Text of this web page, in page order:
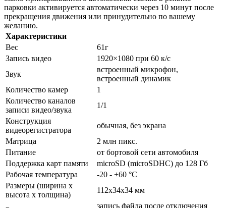
парковки активируется автоматически через 10 минут после
прекращения движения или принудительно по вашему
желанию.
Характеристики
Вес
61г
Запись видео
1920×1080 при 60 к/с
Звук
встроенный микрофон,
встроенный динамик
Количество камер
1
Количество каналов
записи видео/звука
1/1
Конструкция
видеорегистратора
обычная, без экрана
Матрица
2 млн пикс.
Питание
от бортовой сети автомобиля
Поддержка карт памяти
microSD (microSDHC) до 128 Гб
Рабочая температура
-20 - +60 °C
Размеры (ширина x
высота x толщина)
112x34x34 мм
запись файла после отключения